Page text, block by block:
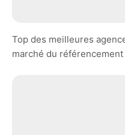
Top des meilleures
marché du